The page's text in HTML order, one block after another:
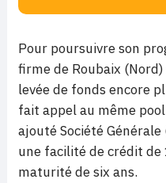
Pour poursuivre son
firme de Roubaix
levée de fonds encore
fait appel au même
ajouté Société
une facilité de crédit de
maturité de six ans.